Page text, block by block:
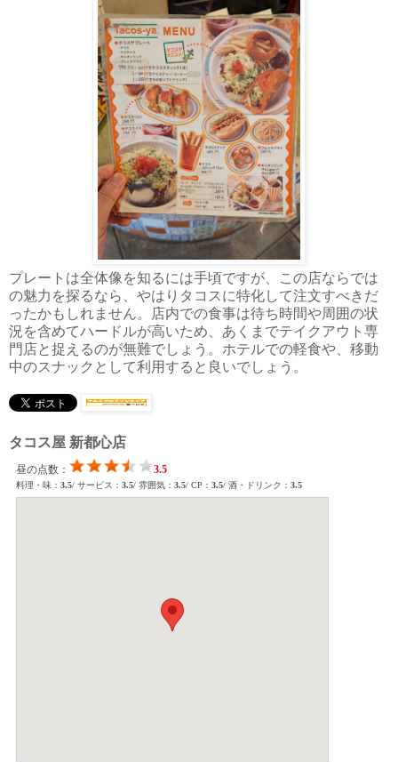
プレートは全体像を知るには手頃ですが、この店ならでは
の魅力を探るなら、やはりタコスに特化して注文すべきだ
ったかもしれません。店内での食事は待ち時間や周囲の状
況を含めてハードルが高いため、あくまでテイクアウト専
門店と捉えるのが無難でしょう。ホテルでの軽食や、移動
中のスナックとして利用すると良いでしょう。
タコス屋 新都心店